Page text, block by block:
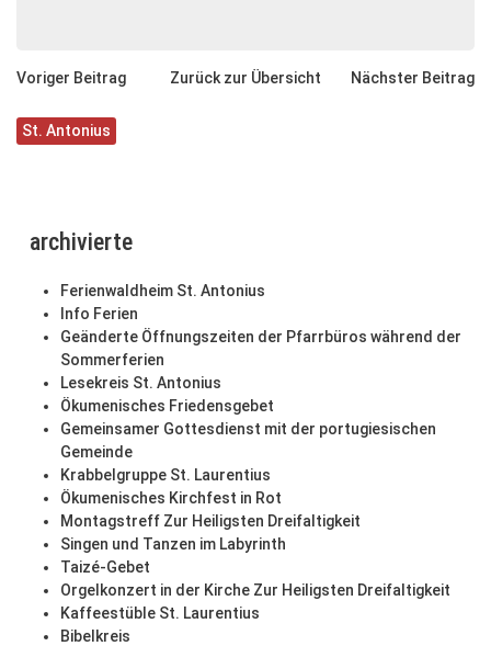
Voriger Beitrag Zurück zur Übersicht Nächster Beitrag
St. Antonius
archivierte
Ferienwaldheim St. Antonius
Info Ferien
Geänderte Öffnungszeiten der Pfarrbüros während der
Sommerferien
Lesekreis St. Antonius
Ökumenisches Friedensgebet
Gemeinsamer Gottesdienst mit der portugiesischen
Gemeinde
Krabbelgruppe St. Laurentius
Ökumenisches Kirchfest in Rot
Montagstreff Zur Heiligsten Dreifaltigkeit
Singen und Tanzen im Labyrinth
Taizé-Gebet
Orgelkonzert in der Kirche Zur Heiligsten Dreifaltigkeit
Kaffeestüble St. Laurentius
Bibelkreis